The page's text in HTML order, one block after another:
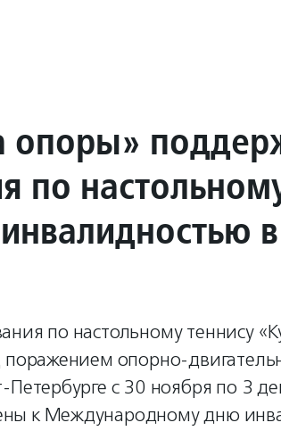
опоры»
по
по настольному теннису
поражением опорно-
Петербурге с 30 ноября по 3
к Международному дню